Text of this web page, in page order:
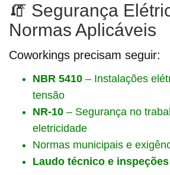
🧯 Segurança
Normas Aplicáveis
Coworkings precisam seguir:
NBR 5410 – Instalações
tensão
NR-10 – Segurança no
eletricidade
Normas municipais e
Laudo técnico e